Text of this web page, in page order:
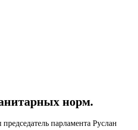
норм.
парламента Руслан